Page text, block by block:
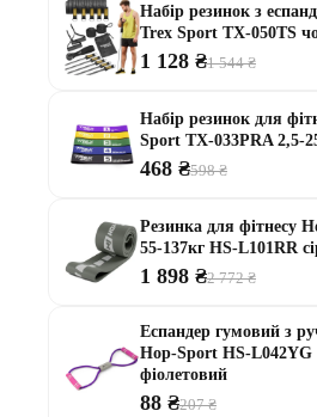
Штанги з w-подібним грифом
Жилети обтяжувачі
Штанги з гантелями
Диски та набори
Гантелі
Штанги
Штанги з гантелями та
Грифи олімпійські
Тренувальні лавки
Стійки для грифів та дисків
Стійки для жиму лежачи
Штанги з гантелями та лавками
Диски та набори
Гантелі
Набір резинок з
Trex Sport TX-050TS
1 128 ₴1 544 ₴
Набір резинок для
Sport TX-033PRA 2,5-
468 ₴598 ₴
Резинка для фітнесу
55-137кг HS-L101RR
1 898 ₴2 772 ₴
Еспандер гумовий з
Hop-Sport HS-L042YG
фіолетовий
88 ₴207 ₴